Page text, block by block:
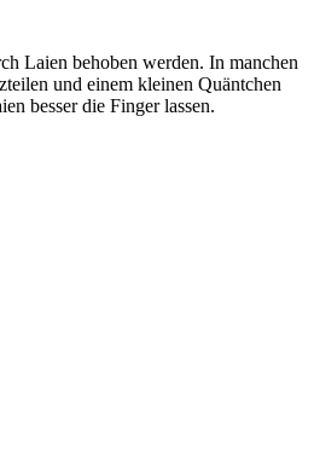
Laien behoben werden. In manchen
und einem kleinen Quäntchen
besser die Finger lassen.